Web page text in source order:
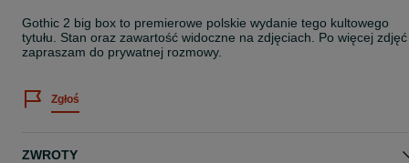
Gothic 2 big box to premierowe polskie wydanie tego kultowego
tytułu. Stan oraz zawartość widoczne na zdjęciach. Po więcej zdjęć
zapraszam do prywatnej rozmowy.
Zgłoś
ZWROTY